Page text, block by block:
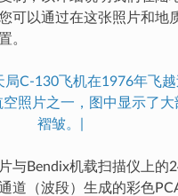
可以通过在这张照片和地
。
局C-130飞机在1976年飞
照片之一，图中显示了大
褶皱。|
与Bendix机载扫描仪上的
道（波段）生成的彩色